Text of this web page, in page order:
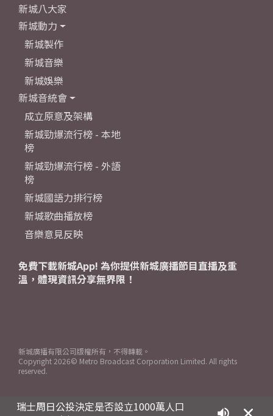
瑞士周日公投決定是否設立1000萬人口
新城八大家
新城動力
新城製作
新城音樂
新城娛樂
新城音統會
成立原意及架構
新城勁爆流行榜 - 本地
榜
新城勁爆流行榜 - 外語
榜
新城國語力排行榜
新城歌曲播放榜
音樂意見反映
免費下載新城App! 為你提供新城廣播節目直播及重
溫，體現資訊分享無界限！
新城廣播有限公司版權所有，不得轉載。
Copyright 2026© Metro Broadcast Corporation Limited. All rights
reserved.